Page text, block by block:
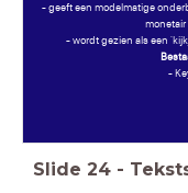
- geeft een modelmatige
monetair
- wordt gezien als een
-
Slide 24 -